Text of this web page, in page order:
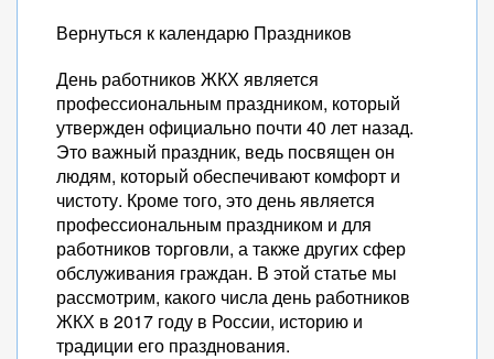
Вернуться к календарю Праздников
День работников ЖКХ является
профессиональным праздником, который
утвержден официально почти 40 лет назад.
Это важный праздник, ведь посвящен он
людям, который обеспечивают комфорт и
чистоту. Кроме того, это день является
профессиональным праздником и для
работников торговли, а также других сфер
обслуживания граждан. В этой статье мы
рассмотрим, какого числа день работников
ЖКХ в 2017 году в России, историю и
традиции его празднования.